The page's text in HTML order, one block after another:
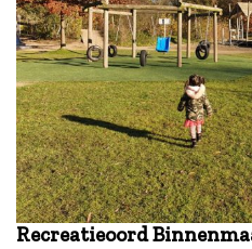
Recreatieoord